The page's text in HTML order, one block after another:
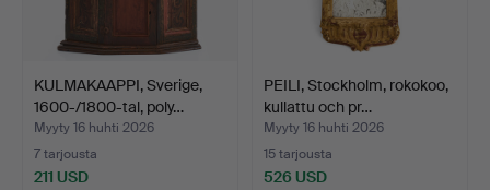
KULMAKAAPPI, Sverige,
1600-/1800-tal, poly…
Myyty 16 huhti 2026
7 tarjousta
211 USD
PEILI, Stockholm, rokokoo,
kullattu och pr…
Myyty 16 huhti 2026
15 tarjousta
526 USD